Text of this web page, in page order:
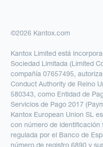
©2026 Kantox.com
Kantox Limited está
Sociedad Limitada (Limited
compañía 07657495,
Conduct Authority de Reino
580343, como Entidad de
Servicios de Pago 2017
Kantox European Union SL
con número de
regulada por el Banco de
número de registro 6890 y